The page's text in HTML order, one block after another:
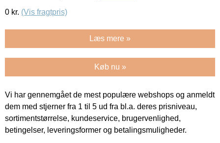
0 kr. (Vis fragtpris)
Læs mere »
Køb nu »
Vi har gennemgået de mest populære webshops og anmeldt
dem med stjerner fra 1 til 5 ud fra bl.a. deres prisniveau,
sortimentstørrelse, kundeservice, brugervenlighed,
betingelser, leveringsformer og betalingsmuligheder.